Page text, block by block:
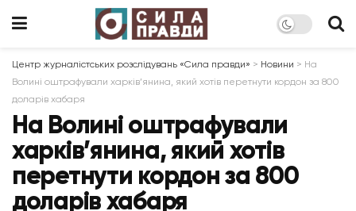
Центр журналістських розслідувань «Сила правди» > Новини > На
Волині оштрафували харків’янина, який хотів перетнути кордон за 800
доларів хабаря
На Волині оштрафували
харків’янина, який хотів
перетнути кордон за 800
доларів хабаря